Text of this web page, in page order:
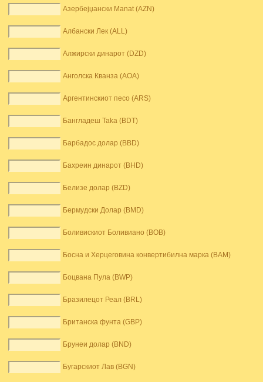
Азербејџански Manat (AZN)
Албански Лек (ALL)
Алжирски динарот (DZD)
Анголска Кванза (AOA)
Аргентинскиот песо (ARS)
Бангладеш Taka (BDT)
Барбадос долар (BBD)
Бахреин динарот (BHD)
Белизе долар (BZD)
Бермудски Долар (BMD)
Боливискиот Боливиано (BOB)
Босна и Херцеговина конвертибилна марка (BAM)
Боцвана Пула (BWP)
Бразилецот Реал (BRL)
Британска фунта (GBP)
Брунеи долар (BND)
Бугарскиот Лав (BGN)